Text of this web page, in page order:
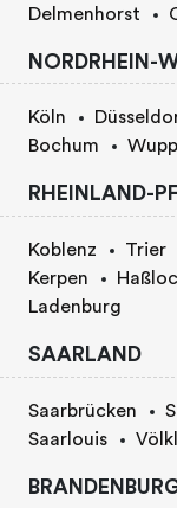
Delmenhorst
NORDRHEIN-
Köln
Bochum
RHEINLAND-
Koblenz Trier
Kerpen
Ladenburg
SAARLAND
Saarbrücken
Saarlouis